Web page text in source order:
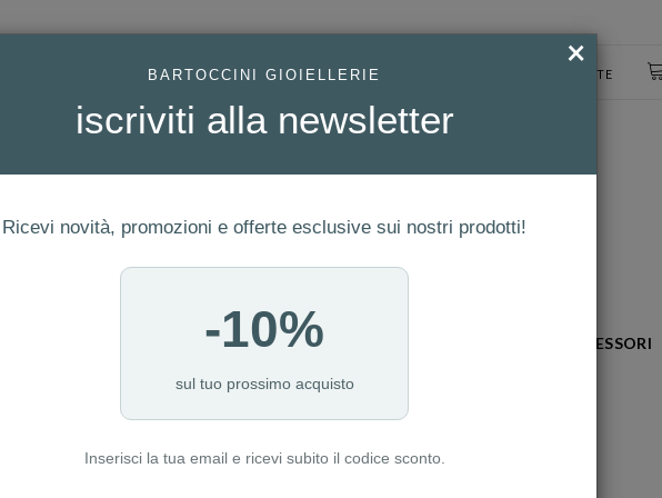
ACCESSO UTENTE
GIOIELLI MODA OROLOGI ACCESSORI
×
BARTOCCINI GIOIELLERIE
iscriviti alla newsletter
Ricevi novità, promozioni e offerte esclusive sui nostri prodotti!
-10%
sul tuo prossimo acquisto
Inserisci la tua email e ricevi subito il codice sconto.